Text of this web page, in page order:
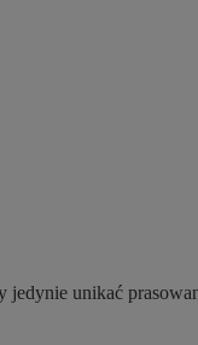
unikać